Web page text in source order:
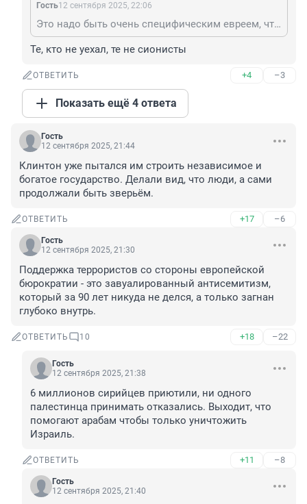
Гость12 сентября 2025, 22:06
Это надо быть очень специфическим евреем, чтобы при всём богатстве выбора уехать именно в Израиль. У нас в семье только одна такая.
Те, кто не уехал, те не сионисты
ОТВЕТИТЬ +4 –3
Показать ещё 4 ответа
Гость
12 сентября 2025, 21:44
Клинтон уже пытался им строить независимое и
богатое государство. Делали вид, что люди, а сами
продолжали быть зверьём.
ОТВЕТИТЬ +17 –6
Гость
12 сентября 2025, 21:30
Поддержка террористов со стороны европейской
бюрократии - это завуалированный антисемитизм,
который за 90 лет никуда не делся, а только загнан
глубоко внутрь.
ОТВЕТИТЬ 10 +18 –22
Гость
12 сентября 2025, 21:38
6 миллионов сирийцев приютили, ни одного
палестинца принимать отказались. Выходит, что
помогают арабам чтобы только уничтожить
Израиль.
ОТВЕТИТЬ +11 –8
Гость
12 сентября 2025, 21:40